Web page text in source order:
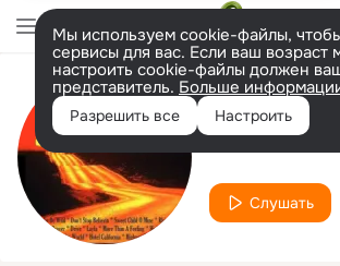
Мы используем cookie-файлы,
сервисы для вас. Если ваш возраст
настроить cookie-файлы должен
представитель. Больше
Разрешить все Настроить
Исполнитель
Bar Blues
Слушать